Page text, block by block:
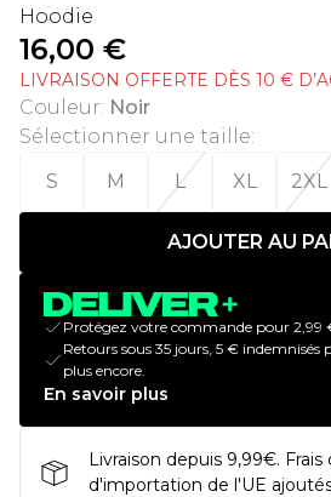
Hoodie
16,00 €
LIVRAISON OFFERTE DÈS 10 €
Couleur: Noir
Sélectionner une taille:
S
M L XL 2XL
AJOUTER AU
Protégez votre commande pour 2,99
Retours sous 35 jours, 5 € indemnisés
plus encore.
En savoir plus
Livraison depuis 9,99€.
d'importation de l'UE